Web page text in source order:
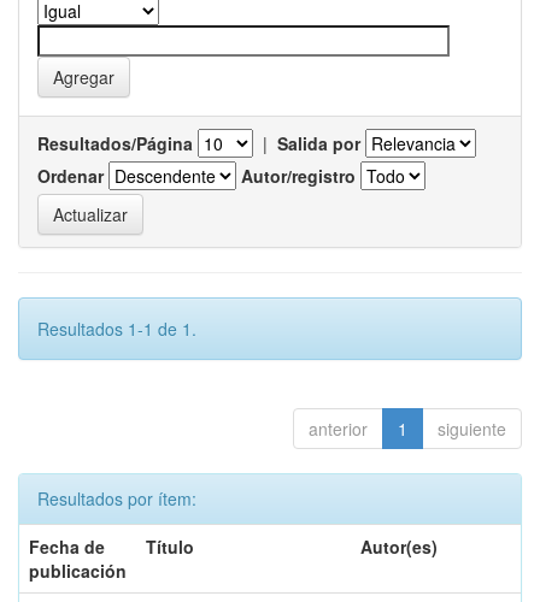
Resultados/Página | Salida por
Ordenar
Autor/registro
Resultados 1-1 de 1.
anterior 1 siguiente
Resultados por ítem:
Fecha de
publicación
Título Autor(es)